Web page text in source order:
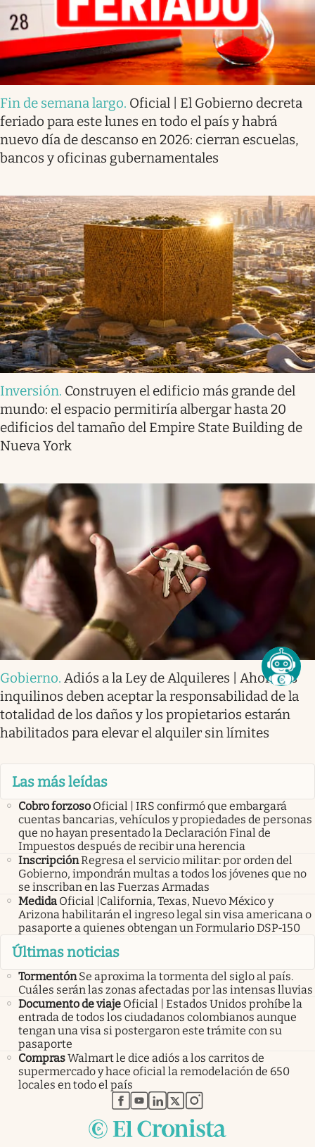
Fin de semana largo. Oficial | El Gobierno decreta
feriado para este lunes en todo el país y habrá
nuevo día de descanso en 2026: cierran escuelas,
bancos y oficinas gubernamentales
Inversión. Construyen el edificio más grande del
mundo: el espacio permitiría albergar hasta 20
edificios del tamaño del Empire State Building de
Nueva York
Gobierno. Adiós a la Ley de Alquileres | Ahora los
inquilinos deben aceptar la responsabilidad de la
totalidad de los daños y los propietarios estarán
habilitados para elevar el alquiler sin límites
Las más leídas
Cobro forzoso Oficial | IRS confirmó que embargará
cuentas bancarias, vehículos y propiedades de personas
que no hayan presentado la Declaración Final de
Impuestos después de recibir una herencia
InscripciónRegresa el servicio militar: por orden del
Gobierno, impondrán multas a todos los jóvenes que no
se inscriban en las Fuerzas Armadas
Medida Oficial |California, Texas, Nuevo México y
Arizona habilitarán el ingreso legal sin visa americana o
pasaporte a quienes obtengan un Formulario DSP-150
Últimas noticias
Tormentón Se aproxima la tormenta del siglo al país.
Cuáles serán las zonas afectadas por las intensas lluvias
Documento de viaje Oficial | Estados Unidos prohíbe la
entrada de todos los ciudadanos colombianos aunque
tengan una visa si postergaron este trámite con su
pasaporte
ComprasWalmart le dice adiós a los carritos de
supermercado y hace oficial la remodelación de 650
locales en todo el país
abre en nueva pestaña
abre en nueva pestaña
abre en nueva pestaña
abre en nueva pestaña
abre en nueva pestaña